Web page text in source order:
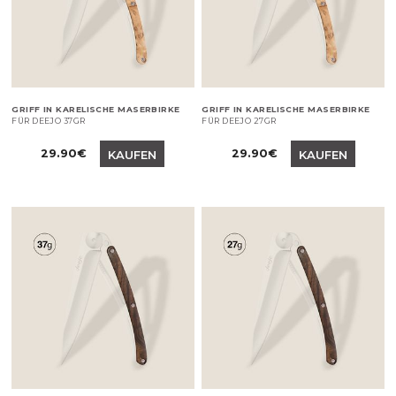
GRIFF IN KARELISCHE MASERBIRKE
FÜR DEEJO 37GR
Preis
29.90€ KAUFEN
GRIFF IN KARELISCHE MASERBIRKE
FÜR DEEJO 27GR
Preis
29.90€ KAUFEN